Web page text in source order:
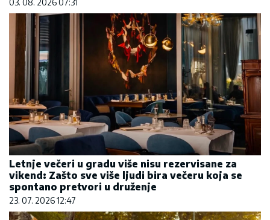
03. 08. 2026 07:31
Letnje večeri u gradu više nisu rezervisane za
vikend: Zašto sve više ljudi bira večeru koja se
spontano pretvori u druženje
23. 07. 2026 12:47